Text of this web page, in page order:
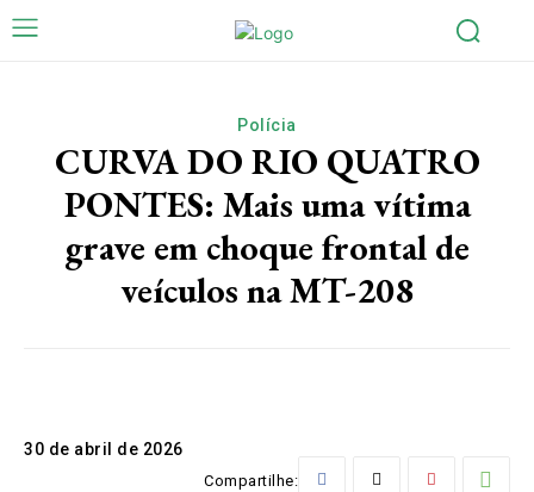
Polícia
CURVA DO RIO QUATRO
PONTES: Mais uma vítima
grave em choque frontal de
veículos na MT-208
30 de abril de 2026
Compartilhe: